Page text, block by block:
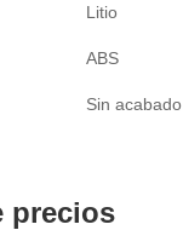
Litio
ABS
Sin acabado
precios